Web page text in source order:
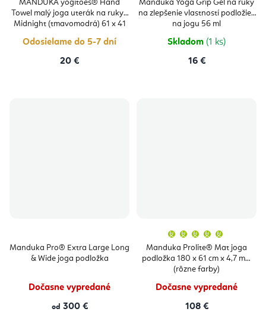
MANDUKA yogitoes® Hand
Towel malý joga uterák na ruky -
Midnight (tmavomodrá) 61 x 41
Odosielame do 5-7 dní
20 €
Manduka Yoga Grip Gél na ruky
na zlepšenie vlastností podložiek
na jogu 56 ml
Skladom (1 ks)
16 €
Manduka Pro® Extra Large Long
& Wide joga podložka
Dočasne vypredané
od 300 €
Manduka Prolite® Mat joga
podložka 180 x 61 cm x 4,7 mm
(rôzne farby)
produktu
je
5,0
Dočasne vypredané
108 €